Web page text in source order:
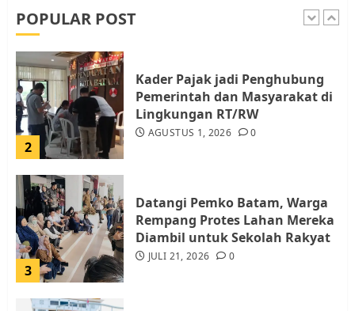
POPULAR POST
1
2
Kader Pajak jadi Penghubung
Pemerintah dan Masyarakat di
Lingkungan RT/RW
AGUSTUS 1, 2026 0
3
Datangi Pemko Batam, Warga
Rempang Protes Lahan Mereka
Diambil untuk Sekolah Rakyat
JULI 21, 2026 0